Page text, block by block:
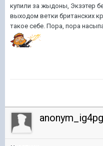
купили за жыдоны, Экзэтер
выходом ветки британских
такое себе. Пора, пора